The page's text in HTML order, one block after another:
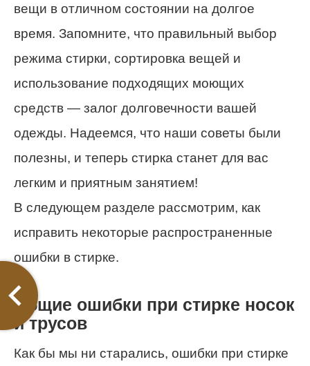
вещи в отличном состоянии на долгое
время. Запомните, что правильный выбор
режима стирки, сортировка вещей и
использование подходящих моющих
средств — залог долговечности вашей
одежды. Надеемся, что наши советы были
полезны, и теперь стирка станет для вас
легким и приятным занятием!
В следующем разделе рассмотрим, как
исправить некоторые распространенные
ошибки в стирке.
Общие ошибки при стирке носок
и трусов
Как бы мы ни старались, ошибки при стирке